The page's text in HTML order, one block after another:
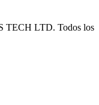
TECH LTD. Todos los